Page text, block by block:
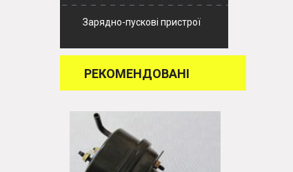
Зарядно-пускові пристрої
РЕКОМЕНДОВАНІ